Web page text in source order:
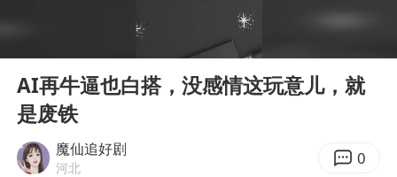
我国编制完成新版全月地质图
中国五箭齐发反制美国
27岁女子成组织卖淫集团主犯被通缉
多地要求领导干部带头休假
Play
AI再牛逼也白搭，没感情这玩意儿，就
是废铁
魔仙追好剧
河北 0